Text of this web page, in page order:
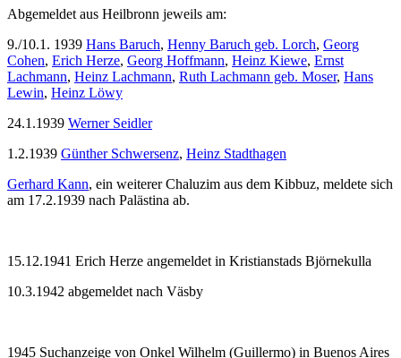
Abgemeldet aus Heilbronn jeweils am:
9./10.1. 1939 Hans Baruch, Henny Baruch geb. Lorch, Georg
Cohen, Erich Herze, Georg Hoffmann, Heinz Kiewe, Ernst
Lachmann, Heinz Lachmann, Ruth Lachmann geb. Moser, Hans
Lewin, Heinz Löwy
24.1.1939 Werner Seidler
1.2.1939 Günther Schwersenz, Heinz Stadthagen
Gerhard Kann, ein weiterer Chaluzim aus dem Kibbuz, meldete sich
am 17.2.1939 nach Palästina ab.
15.12.1941 Erich Herze angemeldet in Kristianstads Björnekulla
10.3.1942 abgemeldet nach Väsby
1945 Suchanzeige von Onkel Wilhelm (Guillermo) in Buenos Aires